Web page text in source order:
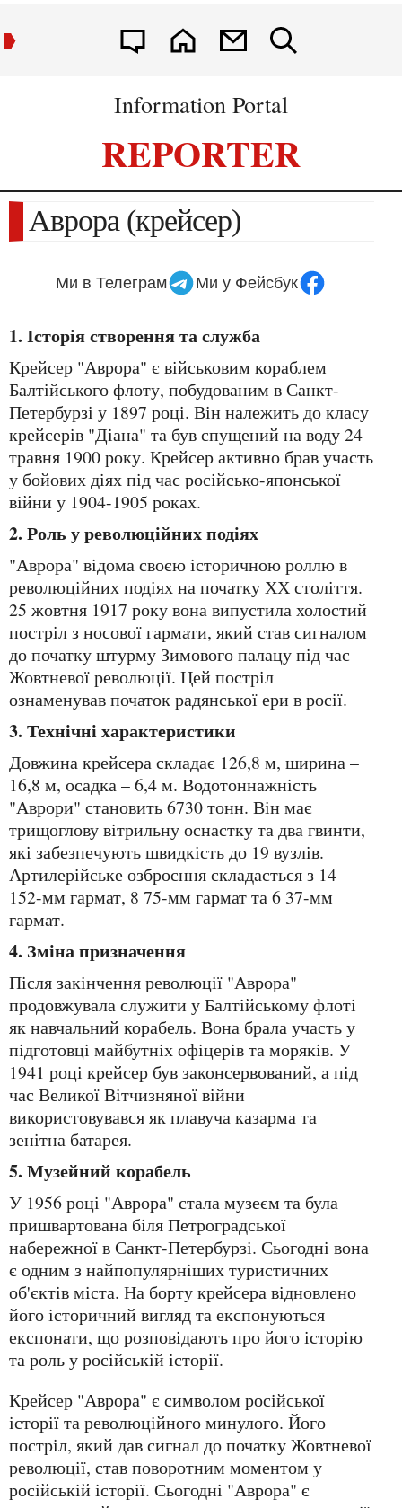
Information Portal
REPORTER
Аврора (крейсер)
Ми в Телеграм Ми у Фейсбук
1. Історія створення та служба
Крейсер "Аврора" є військовим кораблем
Балтійського флоту, побудованим в Санкт-
Петербурзі у 1897 році. Він належить до класу
крейсерів "Діана" та був спущений на воду 24
травня 1900 року. Крейсер активно брав участь
у бойових діях під час російсько-японської
війни у 1904-1905 роках.
2. Роль у революційних подіях
"Аврора" відома своєю історичною роллю в
революційних подіях на початку ХХ століття.
25 жовтня 1917 року вона випустила холостий
постріл з носової гармати, який став сигналом
до початку штурму Зимового палацу під час
Жовтневої революції. Цей постріл
ознаменував початок радянської ери в росії.
3. Технічні характеристики
Довжина крейсера складає 126,8 м, ширина –
16,8 м, осадка – 6,4 м. Водотоннажність
"Аврори" становить 6730 тонн. Він має
трищоглову вітрильну оснастку та два гвинти,
які забезпечують швидкість до 19 вузлів.
Артилерійське озброєння складається з 14
152-мм гармат, 8 75-мм гармат та 6 37-мм
гармат.
4. Зміна призначення
Після закінчення революції "Аврора"
продовжувала служити у Балтійському флоті
як навчальний корабель. Вона брала участь у
підготовці майбутніх офіцерів та моряків. У
1941 році крейсер був законсервований, а під
час Великої Вітчизняної війни
використовувався як плавуча казарма та
зенітна батарея.
5. Музейний корабель
У 1956 році "Аврора" стала музеєм та була
пришвартована біля Петроградської
набережної в Санкт-Петербурзі. Сьогодні вона
є одним з найпопулярніших туристичних
об'єктів міста. На борту крейсера відновлено
його історичний вигляд та експонуються
експонати, що розповідають про його історію
та роль у російській історії.
Крейсер "Аврора" є символом російської
історії та революційного минулого. Його
постріл, який дав сигнал до початку Жовтневої
революції, став поворотним моментом у
російській історії. Сьогодні "Аврора" є